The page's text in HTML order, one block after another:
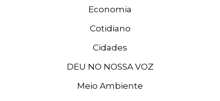
Economia
Cotidiano
Cidades
DEU NO NOSSA VOZ
Meio Ambiente